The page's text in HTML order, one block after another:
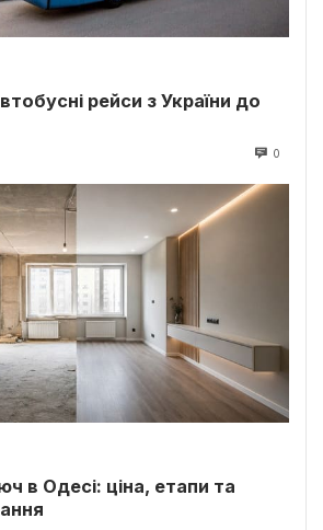
рейси з України до
0
в Одесі: ціна, етапи та